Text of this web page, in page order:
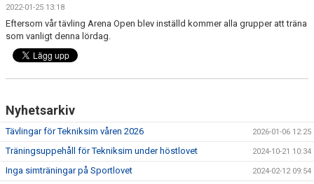
KONTAKT
2022-01-25 13:18
Eftersom vår tävling Arena Open blev inställd kommer alla grupper att träna
som vanligt denna lördag.
Nyhetsarkiv
Tävlingar för Tekniksim våren 2026 2026-01-06 12:25
Träningsuppehåll för Tekniksim under höstlovet 2024-10-21 10:34
Inga simträningar på Sportlovet 2024-02-12 09:54